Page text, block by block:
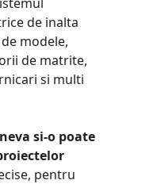
de inalta
modele,
de matrite,
si multi
si-o poate
pentru